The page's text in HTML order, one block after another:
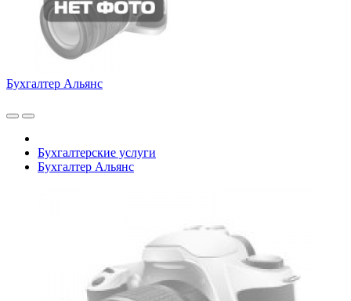
Бухгалтер Альянс
Бухгалтерские услуги
Бухгалтер Альянс